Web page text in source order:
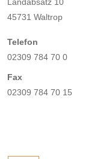
45731 Waltrop
Telefon
02309 784 70 0
Fax
02309 784 70 15